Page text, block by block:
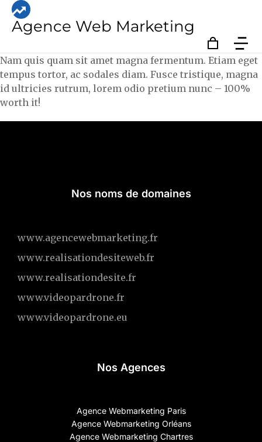
Agence Web Marketing
Nam quis quam sit amet magna fermentum. Etiam eget
tempus tortor, ac sodales diam. Fusce tristique, magna
id ultricies rutrum, lorem odio pretium nunc – 100%
worth it!
Nos noms de domaines
www.agencewebmarketing.fr
www.realisationdesiteweb.fr
www.realisationdesite.fr
www.videopardrone.fr
www.videopardrone.eu
Nos Agences
Agence Webmarketing Paris
Agence Webmarketing Orléans
Agence Webmarketing Chartres